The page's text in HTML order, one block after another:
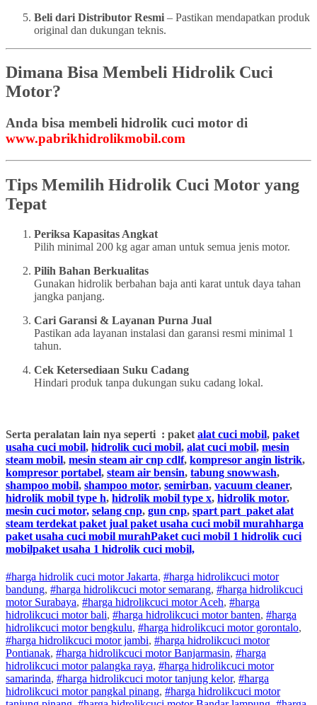
Beli dari Distributor Resmi – Pastikan mendapatkan produk
original dan dukungan teknis.
Dimana Bisa Membeli Hidrolik Cuci
Motor?
Anda bisa membeli hidrolik cuci motor di
www.pabrikhidrolikmobil.com
Tips Memilih Hidrolik Cuci Motor yang
Tepat
Periksa Kapasitas Angkat
Pilih minimal 200 kg agar aman untuk semua jenis motor.
Pilih Bahan Berkualitas
Gunakan hidrolik berbahan baja anti karat untuk daya tahan
jangka panjang.
Cari Garansi & Layanan Purna Jual
Pastikan ada layanan instalasi dan garansi resmi minimal 1
tahun.
Cek Ketersediaan Suku Cadang
Hindari produk tanpa dukungan suku cadang lokal.
Serta peralatan lain nya seperti : paket alat cuci mobil, paket
usaha cuci mobil, hidrolik cuci mobil, alat cuci mobil, mesin
steam mobil, mesin steam air cnp cdlf, kompresor angin listrik,
kompresor portabel, steam air bensin, tabung snowwash,
shampoo mobil, shampoo motor, semirban, vacuum cleaner,
hidrolik mobil type h, hidrolik mobil type x, hidrolik motor,
mesin cuci motor, selang cnp, gun cnp, spart part paket alat
steam terdekat paket jual paket usaha cuci mobil murahharga
paket usaha cuci mobil murahPaket cuci mobil 1 hidrolik cuci
mobilpaket usaha 1 hidrolik cuci mobil,
#harga hidrolik cuci motor Jakarta, #harga hidrolikcuci motor
bandung, #harga hidrolikcuci motorsemarang, #harga hidrolikcuci
motorSurabaya, #harga hidrolikcuci motorAceh, #harga
hidrolikcuci motorbali, #harga hidrolikcuci motorbanten, #harga
hidrolikcuci motorbengkulu, #harga hidrolikcuci motorgorontalo,
#harga hidrolikcuci motorjambi, #harga hidrolikcuci motor
Pontianak, #harga hidrolikcuci motorBanjarmasin, #harga
hidrolikcuci motorpalangka raya, #harga hidrolikcuci motor
samarinda, #harga hidrolikcuci motortanjung kelor, #harga
hidrolikcuci motorpangkal pinang, #harga hidrolikcuci motor